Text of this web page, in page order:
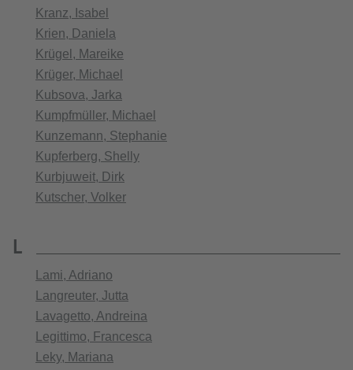
Kranz, Isabel
Krien, Daniela
Krügel, Mareike
Krüger, Michael
Kubsova, Jarka
Kumpfmüller, Michael
Kunzemann, Stephanie
Kupferberg, Shelly
Kurbjuweit, Dirk
Kutscher, Volker
L
Lami, Adriano
Langreuter, Jutta
Lavagetto, Andreina
Legittimo, Francesca
Leky, Mariana